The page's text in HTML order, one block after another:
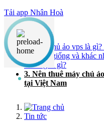
Tải app Nhân Hoà
Nội dung chính
1. Máy chủ ảo vps là
2. Điểm giống và khác
hosting là gì?
3. Nên thuê máy chủ
tại Việt Nam
Tin tức